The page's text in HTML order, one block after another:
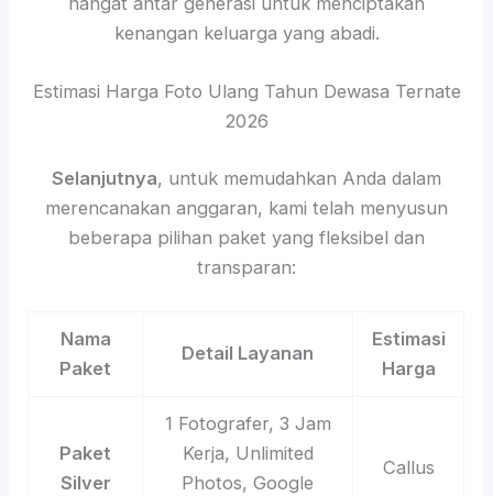
kenangan keluarga yang abadi.
Estimasi Harga Foto Ulang Tahun Dewasa Ternate
2026
Selanjutnya, untuk memudahkan Anda dalam
merencanakan anggaran, kami telah menyusun
beberapa pilihan paket yang fleksibel dan
transparan:
Nama
Paket
Detail Layanan
Estimasi
Harga
Paket
Silver
1 Fotografer, 3 Jam
Kerja, Unlimited
Photos, Google
Callus